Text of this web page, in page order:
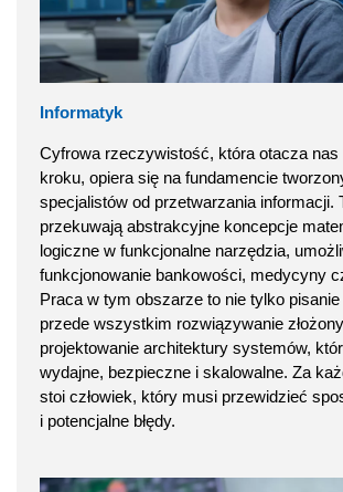
Informatyk
Cyfrowa rzeczywistość, która otacza nas
kroku, opiera się na fundamencie
specjalistów od przetwarzania informacji.
przekuwają abstrakcyjne koncepcje
logiczne w funkcjonalne narzędzia,
funkcjonowanie bankowości, medycyny
Praca w tym obszarze to nie tylko
przede wszystkim rozwiązywanie
projektowanie architektury systemów,
wydajne, bezpieczne i skalowalne. Za
stoi człowiek, który musi przewidzieć
i potencjalne błędy.